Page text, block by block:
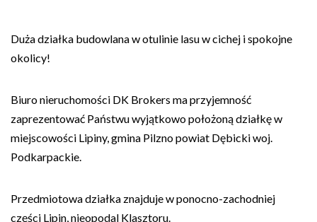
Duża działka budowlana w otulinie lasu w cichej i spokojne
okolicy!
Biuro nieruchomości DK Brokers ma przyjemność
zaprezentować Państwu wyjątkowo położoną działkę w
miejscowości Lipiny, gmina Pilzno powiat Dębicki woj.
Podkarpackie.
Przedmiotowa działka znajduje w ponocno-zachodniej
części Lipin, nieopodal Klasztoru.